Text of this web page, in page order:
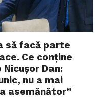
să facă parte
Ce conține
Dan:
nu a mai
asemănător”